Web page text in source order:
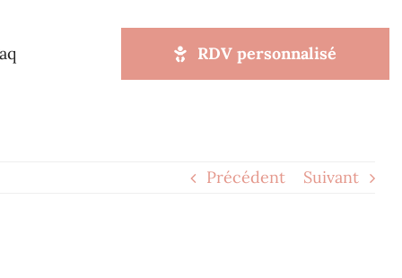
RDV personnalisé
Précédent Suivant